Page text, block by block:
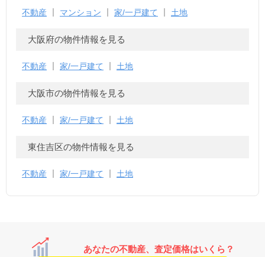
不動産 マンション 家/一戸建て 土地
大阪府の物件情報を見る
不動産 家/一戸建て 土地
大阪市の物件情報を見る
不動産 家/一戸建て 土地
東住吉区の物件情報を見る
不動産 家/一戸建て 土地
あなたの不動産、査定価格はいくら？